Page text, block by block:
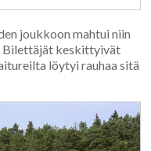
joukkoon mahtui niin
Bilettäjät keskittyivät
löytyi rauhaa sitä